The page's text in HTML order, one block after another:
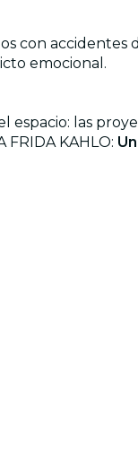
con accidentes
emocional.
las
KAHLO: